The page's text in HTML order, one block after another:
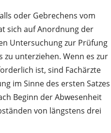
oder Gebrechens vom
sich auf Anordnung der
Untersuchung zur Prüfung
zu unterziehen. Wenn es zur
ist, sind Fachärzte
im Sinne des ersten Satzes
Beginn der Abwesenheit
von längstens drei